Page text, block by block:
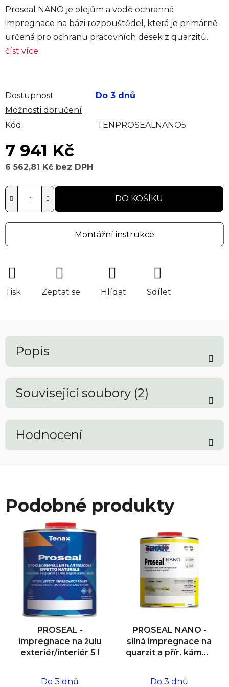
Proseal NANO je olejům a vodě ochranná
impregnace na bázi rozpouštědel, která je primárně
určená pro ochranu pracovních desek z quarzitů.
číst více
Dostupnost
Do 3 dnů
Možnosti doručení
Kód:
TENPROSEALNANO5
7 941 Kč
6 562,81 Kč bez DPH
DO KOŠÍKU
Montážní instrukce
Tisk Zeptat se Hlídat Sdílet
Popis
Související soubory (2)
Hodnocení
Podobné produkty
PROSEAL -
impregnace na žulu
exteriér/interiér 5 l
Do 3 dnů
PROSEAL NANO -
silná impregnace na
quarzit a přír. kámen
Do 3 dnů